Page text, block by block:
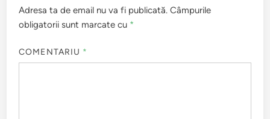
Adresa ta de email nu va fi publicată. Câmpurile
obligatorii sunt marcate cu *
COMENTARIU *